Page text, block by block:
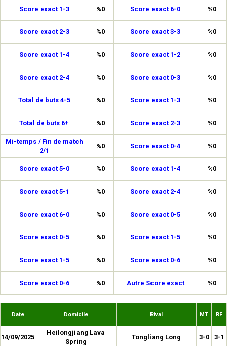
Score exact 1-3 %0
Score exact 2-3 %0
Score exact 1-4 %0
Score exact 2-4 %0
Total de buts 4-5 %0
Total de buts 6+ %0
Mi-temps / Fin de match
2/1
%0
Score exact 5-0 %0
Score exact 5-1 %0
Score exact 6-0 %0
Score exact 0-5 %0
Score exact 1-5 %0
Score exact 0-6 %0
Score exact 6-0 %0
Score exact 3-3 %0
Score exact 1-2 %0
Score exact 0-3 %0
Score exact 1-3 %0
Score exact 2-3 %0
Score exact 0-4 %0
Score exact 1-4 %0
Score exact 2-4 %0
Score exact 0-5 %0
Score exact 1-5 %0
Score exact 0-6 %0
Autre Score exact %0
Date Domicile Rival MT RF
14/09/2025
Heilongjiang Lava
Spring
Tongliang Long 3-0 3-1